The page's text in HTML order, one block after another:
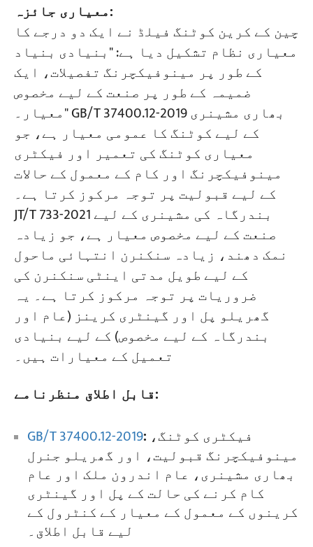
معیاری جائزہ:
چین کے کرین کوٹنگ فیلڈ نے ایک دو درجے کا
معیاری نظام تشکیل دیا ہے: "بنیادی بنیاد
کے طور پر مینوفیکچرنگ تفصیلات، ایک
ضمیمہ کے طور پر صنعت کے لیے مخصوص
معیار۔" GB/T 37400.12-2019 بھاری مشینری
کے لیے کوٹنگ کا عمومی معیار ہے، جو
معیاری کوٹنگ کی تعمیر اور فیکٹری
مینوفیکچرنگ اور کام کے معمول کے حالات
کے لیے قبولیت پر توجہ مرکوز کرتا ہے۔
JT/T 733-2021 بندرگاہ کی مشینری کے لیے
صنعت کے لیے مخصوص معیار ہے، جو زیادہ
نمک دھند، زیادہ سنکنرن انتہائی ماحول
کے لیے طویل مدتی اینٹی سنکنرن کی
ضروریات پر توجہ مرکوز کرتا ہے۔ یہ
گھریلو پل اور گینٹری کرینز (عام اور
بندرگاہ کے لیے مخصوص) کے لیے بنیادی
تعمیل کے معیارات ہیں۔
قابل اطلاق منظرنامے:
GB/T 37400.12-2019:
مینوفیکچرنگ قبولیت، اور گھریلو جنرل
بھاری مشینری، عام اندرون ملک اور عام
کام کرنے کی حالت کے پل اور گینٹری
کرینوں کے معمول کے معیار کے کنٹرول کے
لیے قابل اطلاق۔